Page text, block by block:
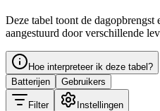
Deze tabel toont de
aangestuurd door verschillende
Hoe interpreteer ik deze tabel?
Batterijen
Gebruikers
Filter Instellingen